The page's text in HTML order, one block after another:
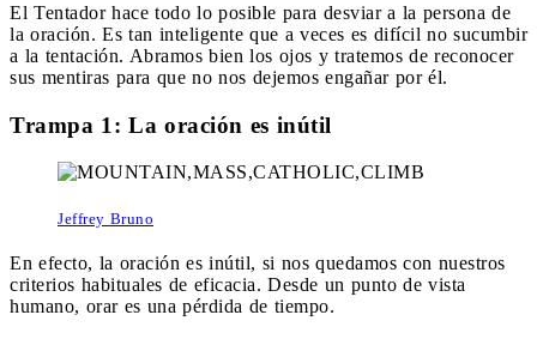
El Tentador hace todo lo posible para desviar a la persona de
la oración. Es tan inteligente que a veces es difícil no sucumbir
a la tentación. Abramos bien los ojos y tratemos de reconocer
sus mentiras para que no nos dejemos engañar por él.
Trampa 1: La oración es inútil
Jeffrey Bruno
En efecto, la oración es inútil, si nos quedamos con nuestros
criterios habituales de eficacia. Desde un punto de vista
humano, orar es una pérdida de tiempo.